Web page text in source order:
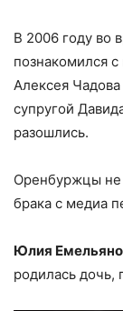
В 2006 году во
познакомился
Алексея
супругой
разошлись.
Оренбуржцы не
брака с медиа
Юлия
родилась дочь,